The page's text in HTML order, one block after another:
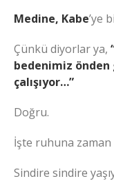
Medine, Kabe’ye
Çünkü diyorlar ya,
bedenimiz
çalışıyor…”
Doğru.
İşte ruhuna zaman
Sindire sindire